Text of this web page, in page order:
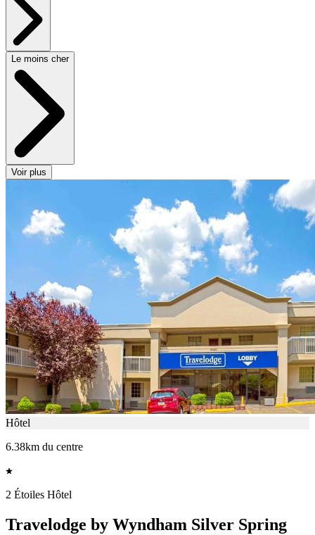
Le moins cher
Voir plus
Hôtel
6.38km du centre
2 Étoiles Hôtel
Travelodge by Wyndham Silver Spring